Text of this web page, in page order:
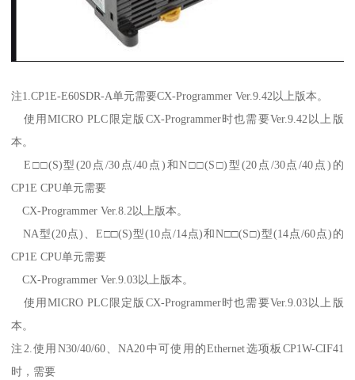
注1.CP1E-E60SDR-A单元需要CX-Programmer Ver.9.42以上版本。
使用MICRO PLC限定版CX-Programmer时也需要Ver.9.42以上版
本。
E□□(S)型(20点/30点/40点)和N□□(S□)型(20点/30点/40点)的
CP1E CPU单元需要
CX-Programmer Ver.8.2以上版本。
NA型(20点)、E□□(S)型(10点/14点)和N□□(S□)型(14点/60点)的
CP1E CPU单元需要
CX-Programmer Ver.9.03以上版本。
使用MICRO PLC限定版CX-Programmer时也需要Ver.9.03以上版
本。
注2.使用N30/40/60、NA20中可使用的Ethernet选项板CP1W-CIF41
时，需要